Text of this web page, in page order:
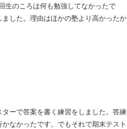
生のころは何も勉強してなかったで
した。理由はほかの塾より高かったか
ターで答案を書く練習をしました。答練
なかったです。でもそれで期末テスト